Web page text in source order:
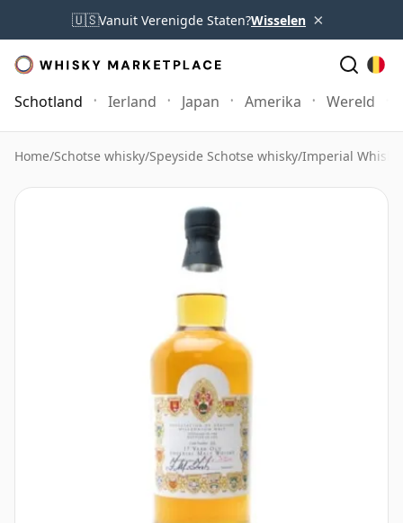
🇺🇸Vanuit Verenigde Staten?Wisselen ×
Schotland Ierland Japan Amerika Wereld
Home/Schotse whisky/Speyside Schotse whisky/Imperial Whisky